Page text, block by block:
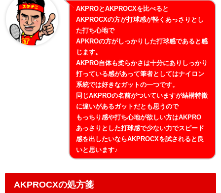
AKPROとAKPROCXを比べると
AKPROCXの方が打球感が軽くあっさりとし
た打ち心地で
APKROの方がしっかりした打球感であると感
じます。
AKPRO自体も柔らかさは十分にありしっかり
打っている感があって筆者としてはナイロン
系統では好きなガットの一つです。
同じAKPROの名前がついていますが結構特徴
に違いがあるガットだとも思うので
もっちり感や打ち心地が欲しい方はAKPRO
あっさりとした打球感で少ない力でスピード
感を出したいならAKPROCXを試されると良
いと思います♪
AKPROCXの処方箋